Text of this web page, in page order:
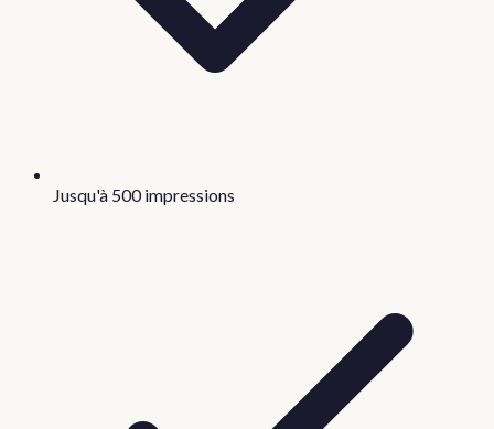
Jusqu'à 500 impressions